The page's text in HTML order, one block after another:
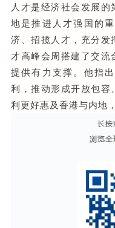
人才是经济社会发展
地是推进人才强国的
济、招揽人才，充分发
才高峰会周搭建了交流
提供有力支撑。他指
利，推动形成开放包容
利更好惠及香港与内地